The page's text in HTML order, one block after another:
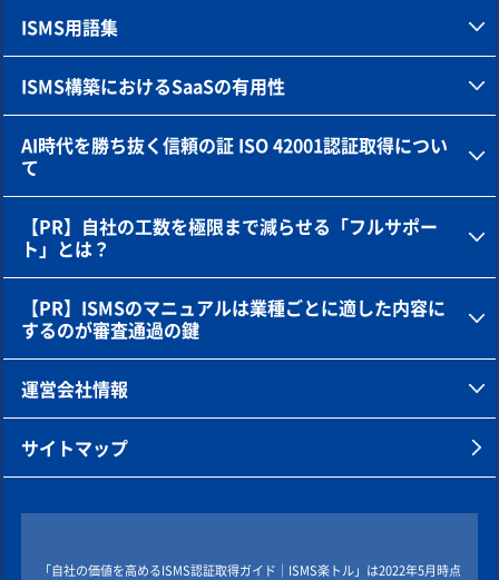
ISMS用語集
ISMS構築におけるSaaSの有用性
AI時代を勝ち抜く信頼の証 ISO 42001認証取得につい
て
【PR】自社の工数を極限まで減らせる「フルサポー
ト」とは？
【PR】ISMSのマニュアルは業種ごとに適した内容に
するのが審査通過の鍵
運営会社情報
サイトマップ
「自社の価値を高めるISMS認証取得ガイド｜ISMS楽トル」は2022年5月時点